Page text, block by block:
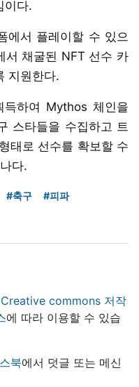
이다.
에서 플레이할 수 있으
서 채굴된 NFT 선수 카
지원한다.
득하여 Mythos 체인을
스타들을 수집하고 트
태로 선수를 확보할 수
다.
#축구
#피파
Creative commons 저작
에 따라 이용할 수 있습
북에서 덧글 또는 메신